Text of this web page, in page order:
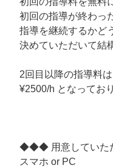
初回の指導が終わっ
指導を継続するかど
決めていただいて結
2回目以降の指導料は
¥2500/h となってお
◆◆◆ 用意してい
スマホ or PC